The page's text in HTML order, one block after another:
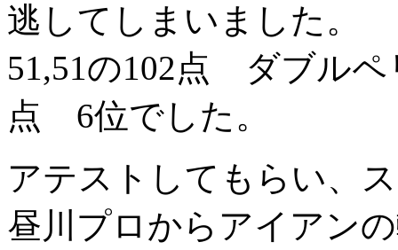
逃してしまいました。
51,51の102点 ダブル
点 6位でした。
アテストしてもらい、
昼川プロからアイアン